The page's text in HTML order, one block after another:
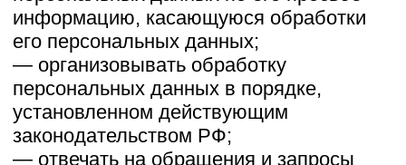
направление требования о прекращении
обработки персональных данных;
— обжаловать в уполномоченный орган
по защите прав субъектов персональных
данных или в судебном порядке
неправомерные действия или
бездействие Оператора при обработке
его персональных данных;
— на осуществление иных прав,
предусмотренных законодательством